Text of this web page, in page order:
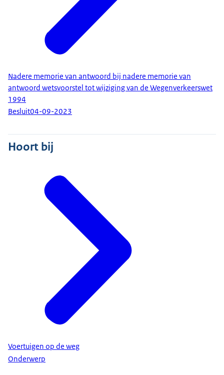
Nadere memorie van antwoord bij nadere memorie van
antwoord wetsvoorstel tot wijziging van de Wegenverkeerswet
1994
Besluit04-09-2023
Hoort bij
Voertuigen op de weg
Onderwerp